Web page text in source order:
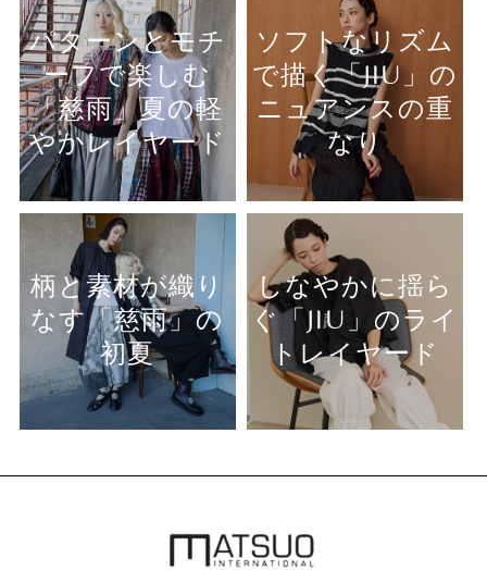
パターンとモチ
ーフで楽しむ
「慈雨」夏の軽
やかレイヤード
ソフトなリズム
で描く「JIU」の
ニュアンスの重
なり
柄と素材が織り
なす「慈雨」の
初夏
しなやかに揺ら
ぐ「JIU」のライ
トレイヤード